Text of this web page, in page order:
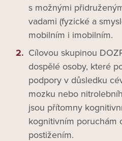
s možnými
vadami (fyzické a
mobilním i imobilním.
Cílovou skupinou
dospělé osoby, které
podpory v důsledku
mozku nebo
jsou přítomny
kognitivním poruchám
postižením.